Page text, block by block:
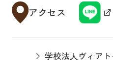
アクセス
学校法人ヴィア